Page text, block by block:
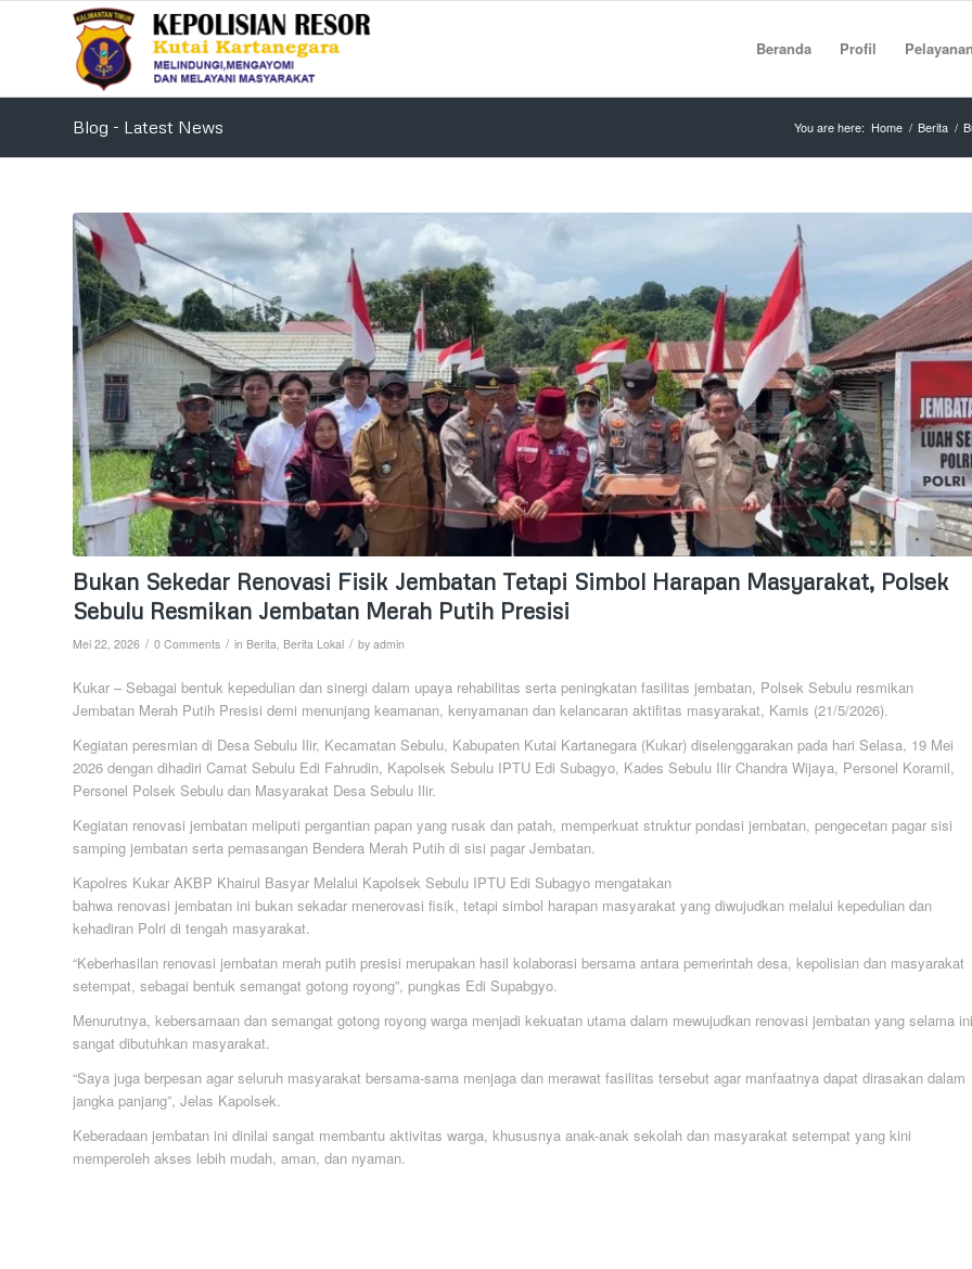
Beranda Profil
Blog - Latest News You are here: Home / Berita /
Bukan Sekedar Renovasi Fisik Jembatan Tetapi Simbol Harapan Masyarakat, Polsek
Sebulu Resmikan Jembatan Merah Putih Presisi
Mei 22, 2026 / 0 Comments / in Berita Berita Lokal / by admin
Kukar – Sebagai bentuk kepedulian dan sinergi dalam upaya rehabilitas serta peningkatan fasilitas jembatan, Polsek Sebulu resmikan
Jembatan Merah Putih Presisi demi menunjang keamanan, kenyamanan dan kelancaran aktifitas masyarakat, Kamis (21/5/2026).
Kegiatan peresmian di Desa Sebulu Ilir, Kecamatan Sebulu, Kabupaten Kutai Kartanegara (Kukar) diselenggarakan pada hari Selasa, 19 Mei
2026 dengan dihadiri Camat Sebulu Edi Fahrudin, Kapolsek Sebulu IPTU Edi Subagyo, Kades Sebulu Ilir Chandra Wijaya, Personel Koramil,
Personel Polsek Sebulu dan Masyarakat Desa Sebulu Ilir.
Kegiatan renovasi jembatan meliputi pergantian papan yang rusak dan patah, memperkuat struktur pondasi jembatan, pengecetan pagar sisi
samping jembatan serta pemasangan Bendera Merah Putih di sisi pagar Jembatan.
Kapolres Kukar AKBP Khairul Basyar Melalui Kapolsek Sebulu IPTU Edi Subagyo mengatakan
bahwa renovasi jembatan ini bukan sekadar menerovasi fisik, tetapi simbol harapan masyarakat yang diwujudkan melalui kepedulian dan
kehadiran Polri di tengah masyarakat.
“Keberhasilan renovasi jembatan merah putih presisi merupakan hasil kolaborasi bersama antara pemerintah desa, kepolisian dan masyarakat
setempat, sebagai bentuk semangat gotong royong”, pungkas Edi Supabgyo.
Menurutnya, kebersamaan dan semangat gotong royong warga menjadi kekuatan utama dalam mewujudkan renovasi jembatan yang selama ini
sangat dibutuhkan masyarakat.
“Saya juga berpesan agar seluruh masyarakat bersama-sama menjaga dan merawat fasilitas tersebut agar manfaatnya dapat dirasakan dalam
jangka panjang”, Jelas Kapolsek.
Keberadaan jembatan ini dinilai sangat membantu aktivitas warga, khususnya anak-anak sekolah dan masyarakat setempat yang kini
memperoleh akses lebih mudah, aman, dan nyaman.